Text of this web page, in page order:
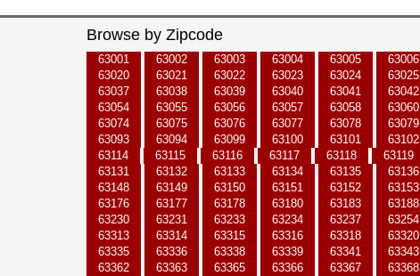
Browse by Zipcode
63001 63002 63003 63004 63005 63006
63020
63021 63022 63023 63024 63025
63037
63038 63039 63040 63041 63042
63054
63055 63056 63057 63058 63060
63074
63075 63076 63077 63078 63079
63093
63094 63099 63100 63101 63102
63114
63115 63116 63117 63118 63119
63131
63132 63133 63134 63135 63136
63148
63149 63150 63151 63152 63153
63176
63177 63178 63180 63183 63188
63230
63231 63233 63234 63237 63254
63313
63314 63315 63316 63318 63320
63335
63336 63338 63339 63341 63343
63362
63363 63365 63366 63367 63368